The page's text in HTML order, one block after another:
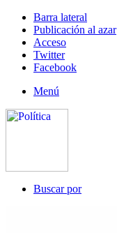
Barra lateral
Publicación al azar
Acceso
Twitter
Facebook
Menú
Buscar por